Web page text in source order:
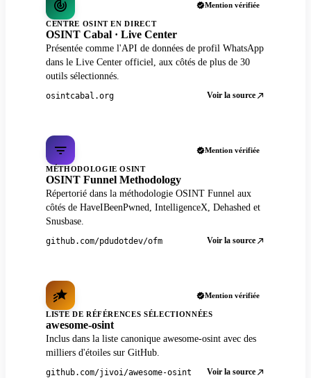
Mention vérifiée
CENTRE OSINT EN DIRECT
OSINT Cabal · Live Center
Présentée comme l'API de données de profil WhatsApp
dans le Live Center officiel, aux côtés de plus de 30
outils sélectionnés.
osintcabal.org Voir la source
Mention vérifiée
MÉTHODOLOGIE OSINT
OSINT Funnel Methodology
Répertorié dans la méthodologie OSINT Funnel aux
côtés de HaveIBeenPwned, IntelligenceX, Dehashed et
Snusbase.
github.com/pdudotdev/ofm Voir la source
Mention vérifiée
LISTE DE RÉFÉRENCES SÉLECTIONNÉES
awesome-osint
Inclus dans la liste canonique awesome-osint avec des
milliers d'étoiles sur GitHub.
github.com/jivoi/awesome-osint Voir la source